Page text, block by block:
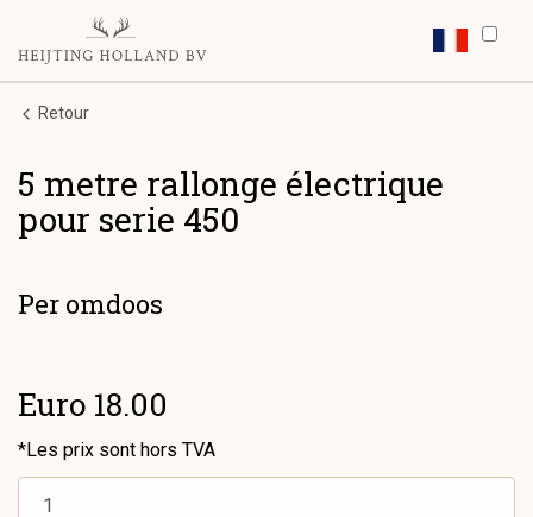
Retour
5 metre rallonge électrique
pour serie 450
Per omdoos
Euro 18.00
*Les prix sont hors TVA